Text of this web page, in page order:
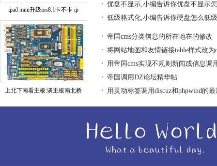
ipad mini升级ios8.1卡不卡 ip
上北下南看主板:谈主板南北桥
优盘不显示,小编告诉你优盘不显示
低级格式化,小编告诉你硬盘怎么低
帝国cms分类信息的所在地在的修改
将网站地图和友情链接table样式改为
用帝国cms实现不规则新闻或信息调
帝国调用DZ论坛精华帖
用灵动标签调用discuz和phpwind的